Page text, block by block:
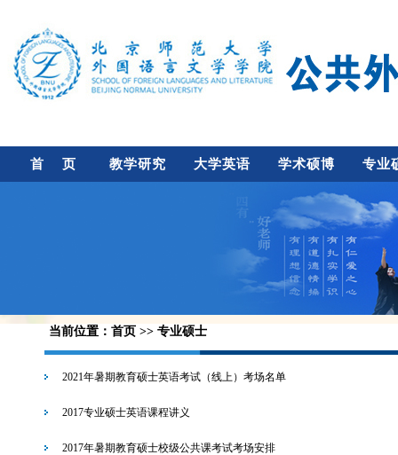
首 页 教学研究 大学英语 学术硕博 专业
当前位置： 首页 >> 专业硕士
2021年暑期教育硕士英语考试（线上）考场名单
2017专业硕士英语课程讲义
2017年暑期教育硕士校级公共课考试考场安排